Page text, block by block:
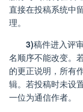
直接在投稿系统中
理。
3)稿件进入评
名顺序不能改变。
的更正说明，所有
辑。若投稿时未设
一位为通信作者。